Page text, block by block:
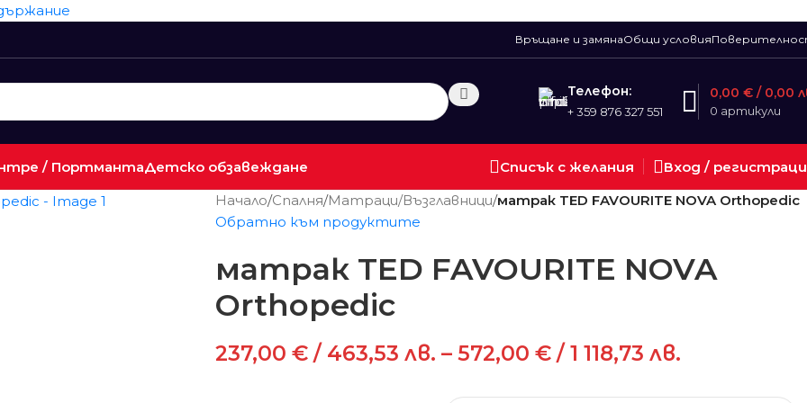
Връщане и замянаОбщи условия
Телефон:
+ 359 876 327 551 0 артикули
0,00 € / 0,00
/ ПортмантаДетско обзавеждане Списък с желания
Вход /
Начало/Спалня/Матраци/Възглавници/матрак TED FAVOURITE NOVA Orthopedic
Обратно към продуктите
матрак TED FAVOURITE NOVA
Orthopedic
237,00 € / 463,53 лв. – 572,00 € / 1 118,73 лв.